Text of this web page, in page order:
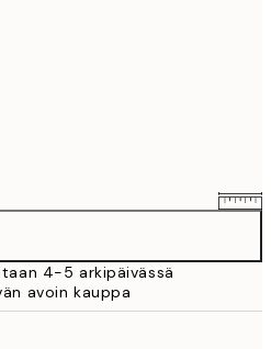
8,95 €
13 €
4-5 arkipäivässä
avoin kauppa